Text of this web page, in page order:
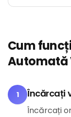
Cum
Automată
1 Încărcați
Încărcați